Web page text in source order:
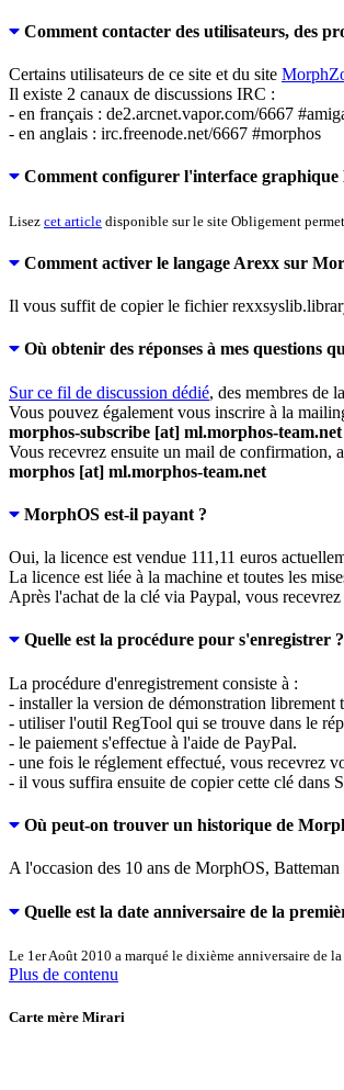
Comment contacter des utilisateurs, des
Certains utilisateurs de ce site et du site
Il existe 2 canaux de discussions IRC :
- en français : de2.arcnet.vapor.com/6667
- en anglais : irc.freenode.net/6667 #morphos
Comment configurer l'interface
Lisez cet article disponible sur le site Obligement
Comment activer le langage Arexx sur
Il vous suffit de copier le fichier
Où obtenir des réponses à mes questions
Sur ce fil de discussion dédié, des membres de
Vous pouvez également vous inscrire à la
morphos-subscribe [at] ml.morphos-team.net
Vous recevrez ensuite un mail de confirmation,
morphos [at] ml.morphos-team.net
MorphOS est-il payant ?
Oui, la licence est vendue 111,11 euros
La licence est liée à la machine et toutes les
Après l'achat de la clé via Paypal, vous
Quelle est la procédure pour s'enregistrer ?
La procédure d'enregistrement consiste à :
- installer la version de démonstration librement
- utiliser l'outil RegTool qui se trouve dans le
- le paiement s'effectue à l'aide de PayPal.
- une fois le réglement effectué, vous recevrez
- il vous suffira ensuite de copier cette clé dans
Où peut-on trouver un historique de
A l'occasion des 10 ans de MorphOS, Batteman
Quelle est la date anniversaire de la
Le 1er Août 2010 a marqué le dixième anniversaire de la
Plus de contenu
Carte mère Mirari